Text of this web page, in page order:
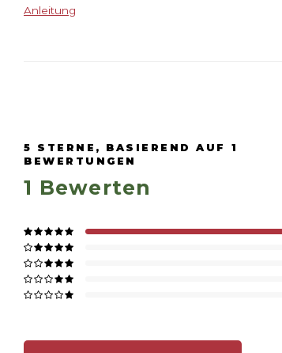
Anleitung
5 STERNE, BASIEREND AUF 1
BEWERTUNGEN
1 Bewerten